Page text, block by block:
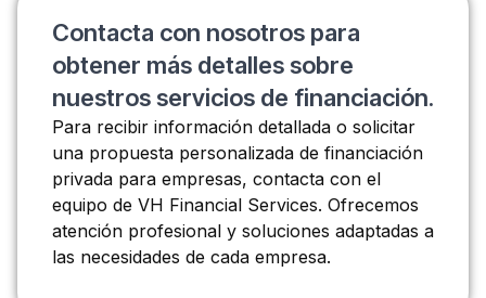
Contacta con nosotros para
obtener más detalles sobre
nuestros servicios de financiación.
Para recibir información detallada o solicitar
una propuesta personalizada de financiación
privada para empresas, contacta con el
equipo de VH Financial Services. Ofrecemos
atención profesional y soluciones adaptadas a
las necesidades de cada empresa.